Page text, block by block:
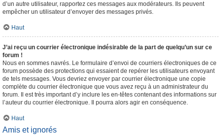
d’un autre utilisateur, rapportez ces messages aux modérateurs. Ils peuvent
empêcher un utilisateur d’envoyer des messages privés.
Haut
J’ai reçu un courrier électronique indésirable de la part de quelqu’un sur ce
forum !
Nous en sommes navrés. Le formulaire d’envoi de courriers électroniques de ce
forum possède des protections qui essaient de repérer les utilisateurs envoyant
de tels messages. Vous devriez envoyer par courrier électronique une copie
complète du courrier électronique que vous avez reçu à un administrateur du
forum. Il est très important d’y inclure les en-têtes contenant des informations sur
l’auteur du courrier électronique. Il pourra alors agir en conséquence.
Haut
Amis et ignorés